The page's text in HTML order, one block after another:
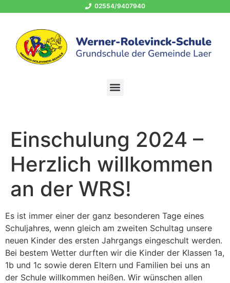
02554/9407940
Einschulung 2024 –
Herzlich willkommen
an der WRS!
Es ist immer einer der ganz besonderen Tage eines
Schuljahres, wenn gleich am zweiten Schultag unsere
neuen Kinder des ersten Jahrgangs eingeschult werden.
Bei bestem Wetter durften wir die Kinder der Klassen 1a,
1b und 1c sowie deren Eltern und Familien bei uns an
der Schule willkommen heißen. Wir wünschen allen